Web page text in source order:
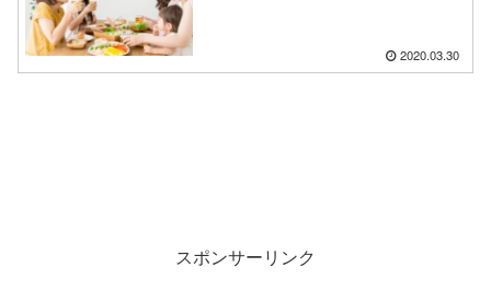
2020.03.30
スポンサーリンク